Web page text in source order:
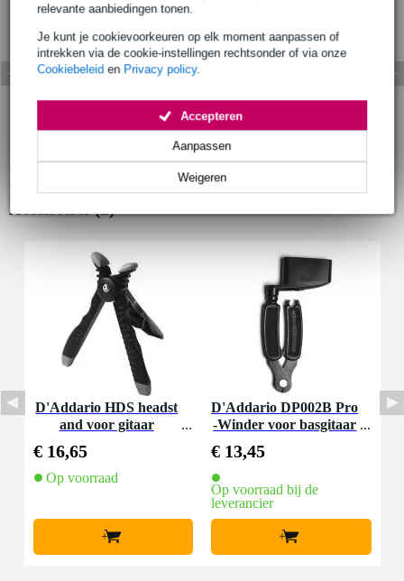
relevante aanbiedingen tonen.
Je kunt je cookievoorkeuren op elk moment aanpassen of
intrekken via de cookie-instellingen rechtsonder of via onze
Cookiebeleid en Privacy policy.
Weigeren
Aanpassen
Accepteren
Accessoires (2)
D'Addario HDS headst
and voor gitaar
€ 16,65
Op voorraad
+
D'Addario DP002B Pro
-Winder voor basgitaar
€ 13,45
Op voorraad bij de
leverancier
+